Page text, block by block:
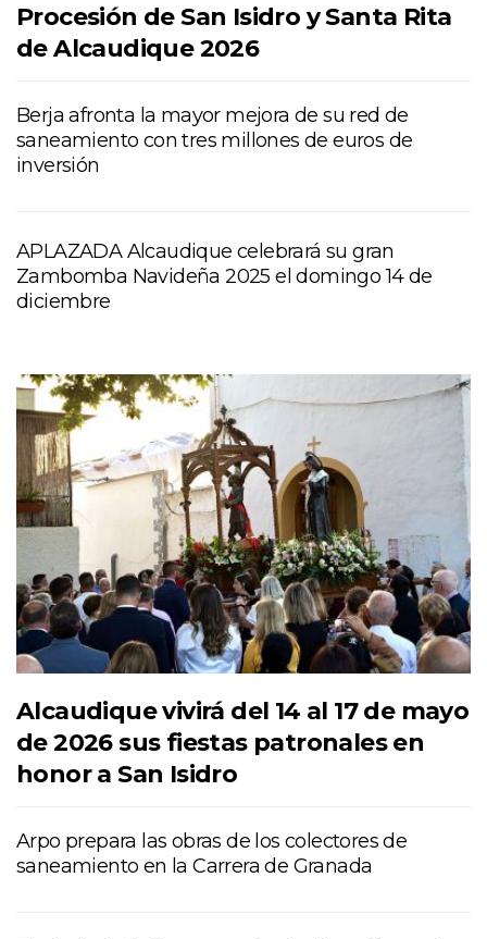
Procesión de San Isidro y Santa Rita
de Alcaudique 2026
Berja afronta la mayor mejora de su red de
saneamiento con tres millones de euros de
inversión
APLAZADA Alcaudique celebrará su gran
Zambomba Navideña 2025 el domingo 14 de
diciembre
Alcaudique vivirá del 14 al 17 de mayo
de 2026 sus fiestas patronales en
honor a San Isidro
Arpo prepara las obras de los colectores de
saneamiento en la Carrera de Granada